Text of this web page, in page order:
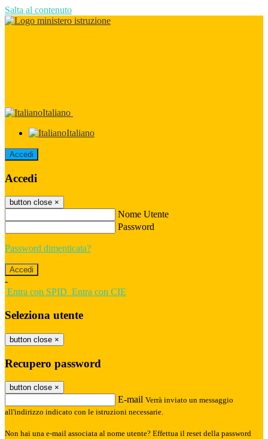
Salta al contenuto
Italiano
Italiano
Accedi
Accedi
button close ×
Nome Utente
Password
Password dimenticata?
-
Entra con SPID Entra con CIE
Seleziona utente
button close ×
Recupero password
button close ×
E-mail Verrà inviato un messaggio
all'indirizzo indicato con le istruzioni necessarie.
Non hai una e-mail associata al nome utente? Effettua il reset della password